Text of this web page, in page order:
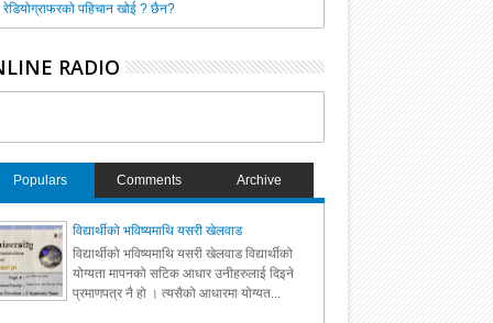
रेडियोग्राफरको पहिचान खोई ? छैन?
RADIO
Populars Comments Archive
विद्यार्थीको भविष्यमाथि यसरी खेलवाड
विद्यार्थीको भविष्यमाथि यसरी खेलवाड विद्यार्थीको
योग्यता मापनको सटिक आधार उनीहरुलाई दिइने
प्रमाणपत्र नै हो । त्यसैको आधारमा योग्यत...